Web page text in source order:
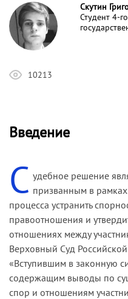
Скутин
Студент 4-
10213
Введение
С удебное решение
призванным в
процесса устранить
правоотношения и
отношениях между
Верховный Суд
«Вступившим в законную
содержащим выводы по
спор и отношениям